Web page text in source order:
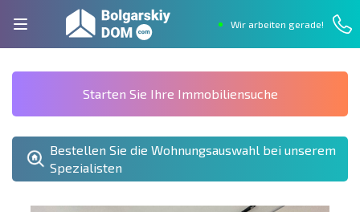
Wir arbeiten gerade!
Starten Sie Ihre Immobiliensuche
Bestellen Sie die Wohnungsauswahl bei unserem
Spezialisten